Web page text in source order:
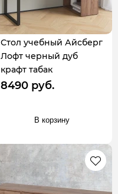
Стол учебный Айсберг
Лофт черный дуб
крафт табак
8490 руб.
В корзину